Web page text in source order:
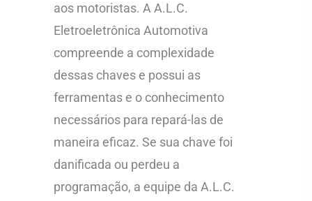
aos motoristas. A A.L.C.
Eletroeletrônica Automotiva
compreende a complexidade
dessas chaves e possui as
ferramentas e o conhecimento
necessários para repará-las de
maneira eficaz. Se sua chave foi
danificada ou perdeu a
programação, a equipe da A.L.C.